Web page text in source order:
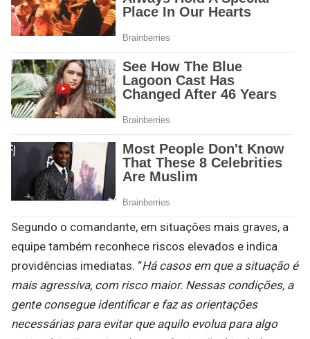
Segundo o comandante, em situações mais graves, a
equipe também reconhece riscos elevados e indica
providências imediatas. “Há casos em que a situação é
mais agressiva, com risco maior. Nessas condições, a
gente consegue identificar e faz as orientações
necessárias para evitar que aquilo evolua para algo